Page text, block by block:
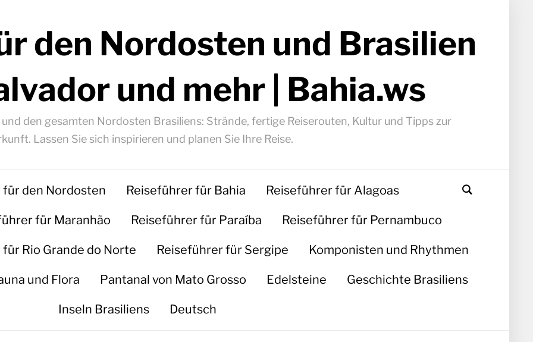
den Nordosten und Brasilien
und mehr | Bahia.ws
den gesamten Nordosten Brasiliens: Strände, fertige Reiserouten, Kultur und Tipps zur
Lassen Sie sich inspirieren und planen Sie Ihre Reise.
für den Nordosten Reiseführer für Bahia Reiseführer für Alagoas
für Maranhão Reiseführer für Paraíba Reiseführer für Pernambuco
Rio Grande do Norte Reiseführer für Sergipe Komponisten und Rhythmen
und Flora Pantanal von Mato Grosso Edelsteine Geschichte Brasiliens
Inseln Brasiliens Deutsch